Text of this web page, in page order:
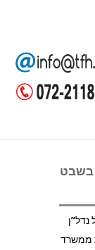
בשבט
ממשרד